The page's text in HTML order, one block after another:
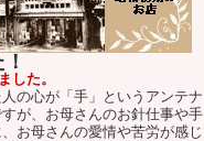
した。
の心が「手」というアンテナ
が、お母さんのお針仕事や手
お母さんの愛情や苦労が感じ